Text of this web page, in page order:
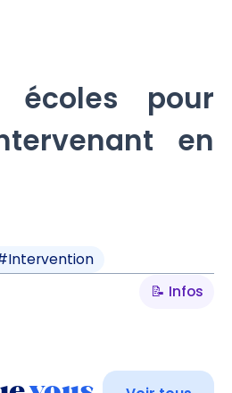
écoles pour
en
Intervention
📝 Infos